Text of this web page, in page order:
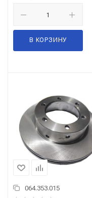
В КОРЗИНУ
064.353.015